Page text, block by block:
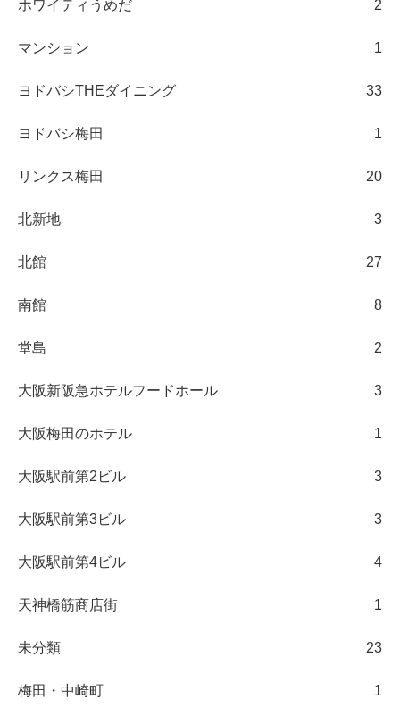
ホワイティうめだ 2
マンション 1
ヨドバシTHEダイニング 33
ヨドバシ梅田 1
リンクス梅田 20
北新地 3
北館 27
南館 8
堂島 2
大阪新阪急ホテルフードホール 3
大阪梅田のホテル 1
大阪駅前第2ビル 3
大阪駅前第3ビル 3
大阪駅前第4ビル 4
天神橋筋商店街 1
未分類 23
梅田・中崎町 1